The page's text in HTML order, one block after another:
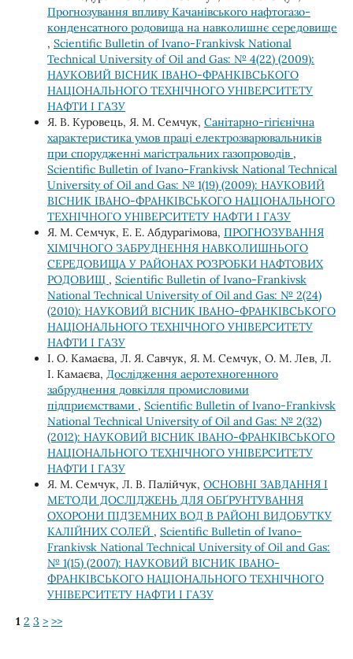
Прогнозування впливу Качанівського нафтогазо-
конденсатного родовища на навколишнє середовище
, Scientific Bulletin of Ivano-Frankivsk National
Technical University of Oil and Gas: № 4(22) (2009):
НАУКОВИЙ ВІСНИК ІВАНО-ФРАНКІВСЬКОГО
НАЦІОНАЛЬНОГО ТЕХНІЧНОГО УНІВЕРСИТЕТУ
НАФТИ І ГАЗУ
Я. В. Куровець, Я. М. Семчук, Санітарно-гігієнічна
характеристика умов праці електрозварювальників
при спорудженні магістральних газопроводів ,
Scientific Bulletin of Ivano-Frankivsk National Technical
University of Oil and Gas: № 1(19) (2009): НАУКОВИЙ
ВІСНИК ІВАНО-ФРАНКІВСЬКОГО НАЦІОНАЛЬНОГО
ТЕХНІЧНОГО УНІВЕРСИТЕТУ НАФТИ І ГАЗУ
Я. М. Семчук, Е. Е. Абдурагімова, ПРОГНОЗУВАННЯ
ХІМІЧНОГО ЗАБРУДНЕННЯ НАВКОЛИШНЬОГО
СЕРЕДОВИЩА У РАЙОНАХ РОЗРОБКИ НАФТОВИХ
РОДОВИЩ , Scientific Bulletin of Ivano-Frankivsk
National Technical University of Oil and Gas: № 2(24)
(2010): НАУКОВИЙ ВІСНИК ІВАНО-ФРАНКІВСЬКОГО
НАЦІОНАЛЬНОГО ТЕХНІЧНОГО УНІВЕРСИТЕТУ
НАФТИ І ГАЗУ
І. О. Камаєва, Л. Я. Савчук, Я. М. Семчук, О. М. Лев, Л.
І. Камаєва, Дослідження аеротехногенного
забруднення довкілля промисловими
підприємствами , Scientific Bulletin of Ivano-Frankivsk
National Technical University of Oil and Gas: № 2(32)
(2012): НАУКОВИЙ ВІСНИК ІВАНО-ФРАНКІВСЬКОГО
НАЦІОНАЛЬНОГО ТЕХНІЧНОГО УНІВЕРСИТЕТУ
НАФТИ І ГАЗУ
Я. М. Семчук, Л. В. Палійчук, ОСНОВНІ ЗАВДАННЯ І
МЕТОДИ ДОСЛІДЖЕНЬ ДЛЯ ОБҐРУНТУВАННЯ
ОХОРОНИ ПІДЗЕМНИХ ВОД В РАЙОНІ ВИДОБУТКУ
КАЛІЙНИХ СОЛЕЙ , Scientific Bulletin of Ivano-
Frankivsk National Technical University of Oil and Gas:
№ 1(15) (2007): НАУКОВИЙ ВІСНИК ІВАНО-
ФРАНКІВСЬКОГО НАЦІОНАЛЬНОГО ТЕХНІЧНОГО
УНІВЕРСИТЕТУ НАФТИ І ГАЗУ
1 2 3 > >>